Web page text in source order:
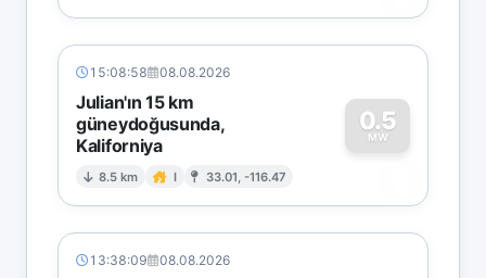
15:08:58 08.08.2026
Julian'ın 15 km
güneydoğusunda,
Kaliforniya
8.5 km I 33.01, -116.47
0.5
MW
0
13:38:09 08.08.2026